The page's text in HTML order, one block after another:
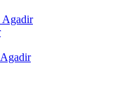
Agadir